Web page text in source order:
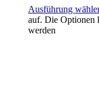
Ausführung
auf. Die Optionen
werden